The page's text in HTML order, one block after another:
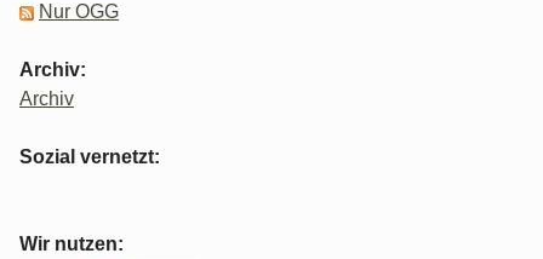
Nur OGG
Archiv:
Archiv
Sozial vernetzt:
Wir nutzen: